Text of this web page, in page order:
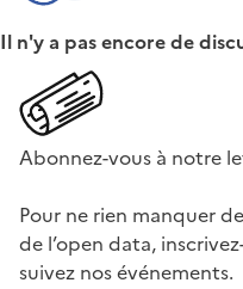
Il n'y a pas encore de
Abonnez-vous à notre
Pour ne rien manquer
de l’open data,
suivez nos événements.